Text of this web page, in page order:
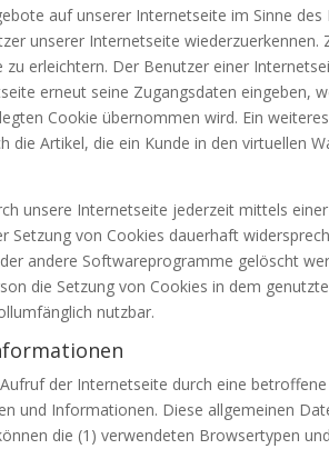
auf unserer Internetseite im Sinne
unserer Internetseite wiederzuerkennen.
erleichtern. Der Benutzer einer
erneut seine Zugangsdaten eingeben,
Cookie übernommen wird. Ein
die Artikel, die ein Kunde in den virtuellen
unsere Internetseite jederzeit mittels
von Cookies dauerhaft
andere Softwareprogramme gelöscht
die Setzung von Cookies in dem
nutzbar.
der Internetseite durch eine
und Informationen. Diese allgemeinen
die (1) verwendeten Browsertypen